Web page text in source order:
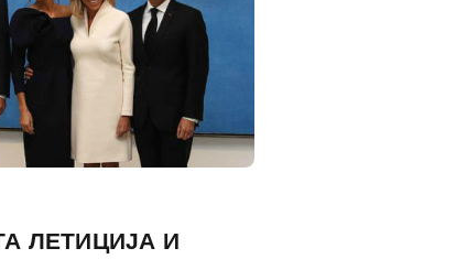
ЛЕТИЦИЈА И